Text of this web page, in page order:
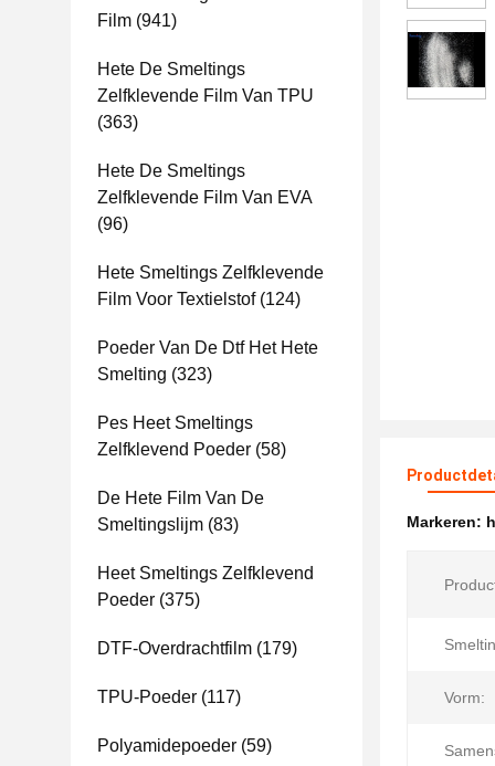
Film (941)
Hete De Smeltings
Zelfklevende Film Van TPU
(363)
Hete De Smeltings
Zelfklevende Film Van EVA
(96)
Hete Smeltings Zelfklevende
Film Voor Textielstof(124)
Poeder Van De Dtf Het Hete
Smelting (323)
Pes Heet Smeltings
Zelfklevend Poeder (58)
De Hete Film Van De
Smeltingslijm (83)
Heet Smeltings Zelfklevend
Poeder (375)
DTF-Overdrachtfilm (179)
TPU-Poeder (117)
Polyamidepoeder (59)
Markeren:
Vorm: